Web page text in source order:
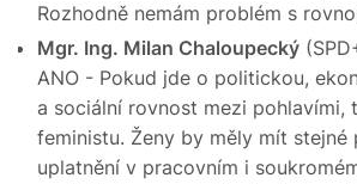
Rozhodně nemám problém s
Mgr. Ing. Milan Chaloupecký
ANO - Pokud jde o politickou,
a sociální rovnost mezi pohlavími,
feministu. Ženy by měly mít
uplatnění v pracovním i